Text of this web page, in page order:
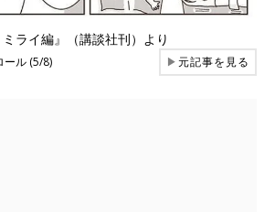
ミライ編』（講談社刊）より
ール (5/8) ▶元記事を見る